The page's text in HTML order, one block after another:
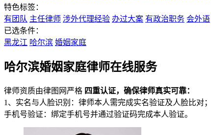
特色标签：
有团队 主任律师 涉外代理经验 办过大案 有政治职务 会外语
已选条件：
黑龙江 哈尔滨 婚姻家庭
哈尔滨婚姻家庭律师在线服务
律师资质由律图网严格 四重认证，确保律师真实可靠：
1、实名与人脸识别：律师本人需完成实名验证及人脸比对
手机号验证：绑定手机号并通过验证码完成本人验证。